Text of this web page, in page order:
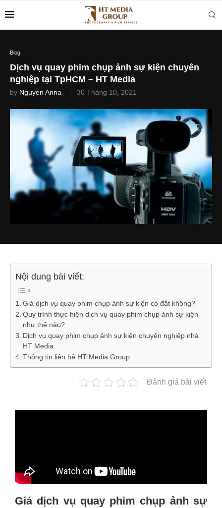
Blog
Dịch vụ quay phim chụp ảnh sự kiện chuyên
nghiệp tại TpHCM – HT Media
by Nguyen Anna 30 Tháng 10, 2021
Nội dung bài viết:
Giá dịch vụ quay phim chụp ảnh sự kiện có đắt không?
Quy trình thực hiện dịch vụ quay phim chụp ảnh sự kiện
như thế nào?
Dịch vụ quay phim chụp ảnh sự kiện chuyên nghiệp nhà
HT Media
Thông tin liên hệ HT Media Group:
Đánh giá bài viết
Giá dịch vụ quay phim chụp ảnh sự